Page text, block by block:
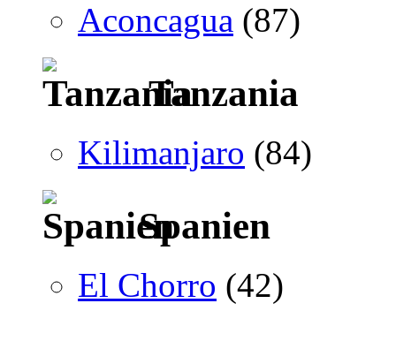
Aconcagua (87)
Tanzania
Kilimanjaro (84)
Spanien
El Chorro (42)